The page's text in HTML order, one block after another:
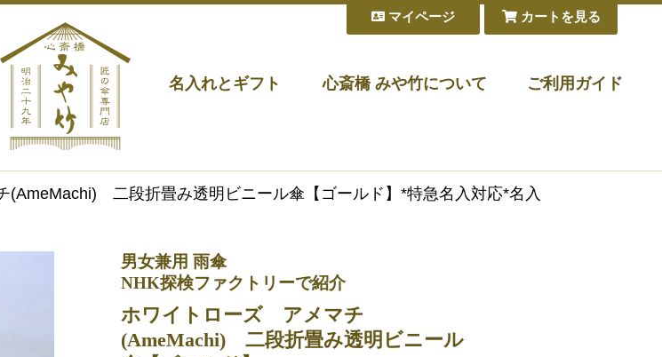
名入れとギフト 心斎橋 みや竹について ご利用ガイド
カートを見る
マイページ
二段折畳み透明ビニール傘【ゴールド】*特急名入対応*名入
男女兼用 雨傘
NHK探検ファクトリーで紹介
ホワイトローズ アメマチ
(AmeMachi) 二段折畳み透明ビニール